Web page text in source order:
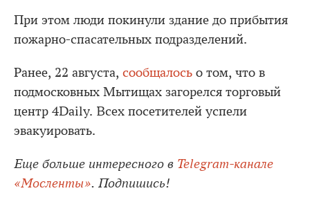
При этом люди покинули здание до прибытия
пожарно-спасательных подразделений.
Ранее, 22 августа, сообщалось о том, что в
подмосковных Мытищах загорелся торговый
центр 4Daily. Всех посетителей успели
эвакуировать.
Еще больше интересного в Telegram-канале
«Мосленты». Подпишись!